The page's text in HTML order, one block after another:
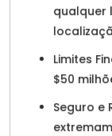
qualquer
Limites
$50
Seguro e